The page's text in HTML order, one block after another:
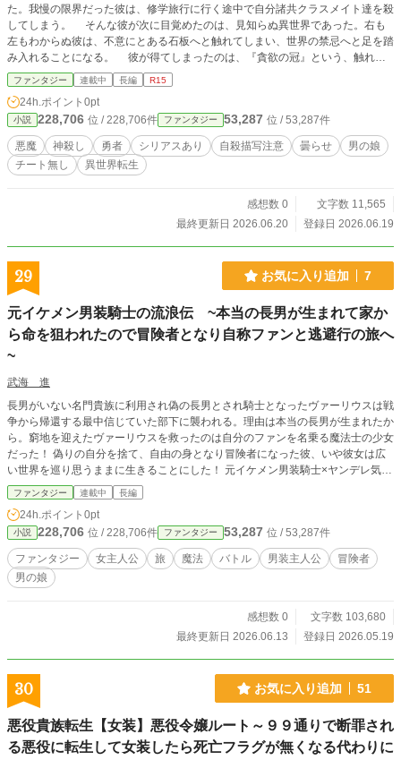
た。我慢の限界だった彼は、修学旅行に行く途中で自分諸共クラスメイト達を殺
してしまう。 そんな彼が次に目覚めたのは、見知らぬ異世界であった。右も
左もわからぬ彼は、不意にとある石板へと触れてしまい、世界の禁忌へと足を踏
み入れることになる。 彼が得てしまったのは、『貪欲の冠』という、触れた
ものの記憶を読み解く権能と、 『魔神マーリアと、そう呼ばれている』 石板
の中にあった、かの魔神の記憶であった。
ファンタジー 連載中 長編 R15
24h.ポイント 0pt
小説 228,706 位 / 228,706件 ファンタジー 53,287 位 / 53,287件
悪魔 神殺し 勇者 シリアスあり 自殺描写注意 曇らせ
男の娘
チート無し
異世界転生
感想数 0
文字数 11,565
最終更新日 2026.06.20
登録日 2026.06.19
29 お気に入り追加 7
元イケメン男装騎士の流浪伝 ~本当の長男が生まれて家か
ら命を狙われたので冒険者となり自称ファンと逃避行の旅へ
~
武海 進
長男がいない名門貴族に利用され偽の長男とされ騎士となったヴァーリウスは戦
争から帰還する最中信じていた部下に襲われる。理由は本当の長男が生まれたか
ら。窮地を迎えたヴァーリウスを救ったのは自分のファンを名乗る魔法士の少女
だった！ 偽りの自分を捨て、自由の身となり冒険者になった彼、いや彼女は広
い世界を巡り思うままに生きることにした！ 元イケメン男装騎士×ヤンデレ気味
魔法士の異世界放浪譚ここに開幕！（カクヨムよりお引越し作）
ファンタジー 連載中 長編
24h.ポイント 0pt
小説 228,706 位 / 228,706件 ファンタジー 53,287 位 / 53,287件
ファンタジー 女主人公 旅 魔法 バトル 男装主人公
冒険者
男の娘
感想数 0
文字数 103,680
最終更新日 2026.06.13
登録日 2026.05.19
30 お気に入り追加 51
悪役貴族転生【女装】悪役令嬢ルート～９９通りで断罪され
る悪役に転生して女装したら死亡フラグが無くなる代わりに